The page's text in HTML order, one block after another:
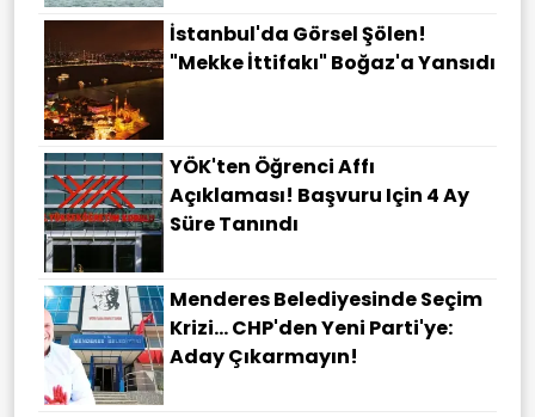
İstanbul'da Görsel Şölen!
"Mekke İttifakı" Boğaz'a Yansıdı
YÖK'ten Öğrenci Affı
Açıklaması! Başvuru Için 4 Ay
Süre Tanındı
Menderes Belediyesinde Seçim
Krizi... CHP'den Yeni Parti'ye:
Aday Çıkarmayın!